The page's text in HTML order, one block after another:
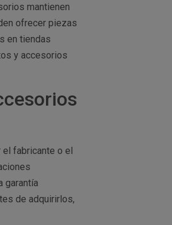
mantienen
ofrecer piezas
en tiendas
y accesorios
fabricante o el
garantía
de adquirirlos,